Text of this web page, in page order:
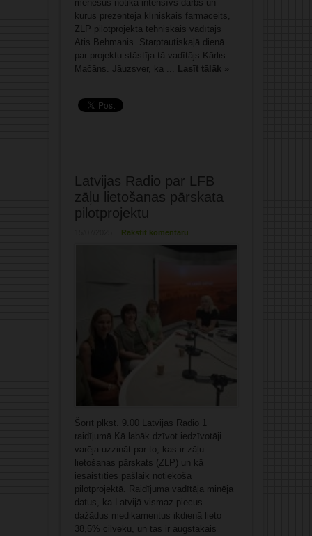
mēnešus notika intensīvs darbs un
kurus prezentēja klīniskais farmaceits,
ZLP pilotprojekta tehniskais vadītājs
Atis Behmanis. Starptautiskajā dienā
par projektu stāstīja tā vadītājs Kārlis
Mačāns. Jāuzsver, ka ... Lasīt tālāk »
Latvijas Radio par LFB
zāļu lietošanas pārskata
pilotprojektu
Rakstīt komentāru
Šorīt plkst. 9.00 Latvijas Radio 1
raidījumā Kā labāk dzīvot iedzīvotāji
varēja uzzināt par to, kas ir zāļu
lietošanas pārskats (ZLP) un kā
iesaistīties pašlaik notiekošā
pilotprojektā. Raidījuma vadītāja minēja
datus, ka Latvijā vismaz piecus
dažādus medikamentus ikdienā lieto
38,5% cilvēku, un tas ir augstākais